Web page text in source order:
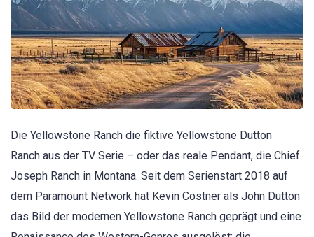
Die Yellowstone Ranch die fiktive Yellowstone Dutton
Ranch aus der TV Serie – oder das reale Pendant, die Chief
Joseph Ranch in Montana. Seit dem Serienstart 2018 auf
dem Paramount Network hat Kevin Costner als John Dutton
das Bild der modernen Yellowstone Ranch geprägt und eine